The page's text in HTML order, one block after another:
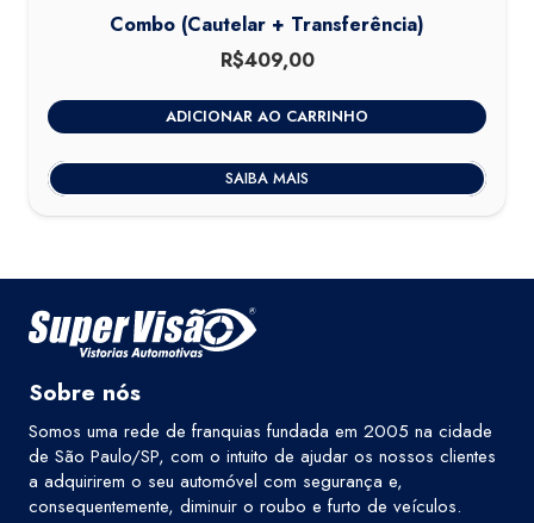
Combo (Cautelar + Transferência)
R$409,00
ADICIONAR AO CARRINHO
SAIBA MAIS
Sobre nós
Somos uma rede de franquias fundada em 2005 na cidade
de São Paulo/SP, com o intuito de ajudar os nossos clientes
a adquirirem o seu automóvel com segurança e,
consequentemente, diminuir o roubo e furto de veículos.